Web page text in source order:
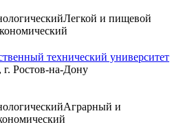
Легкой и пищевой
технический университет
г. Ростов-на-Дону
Аграрный и